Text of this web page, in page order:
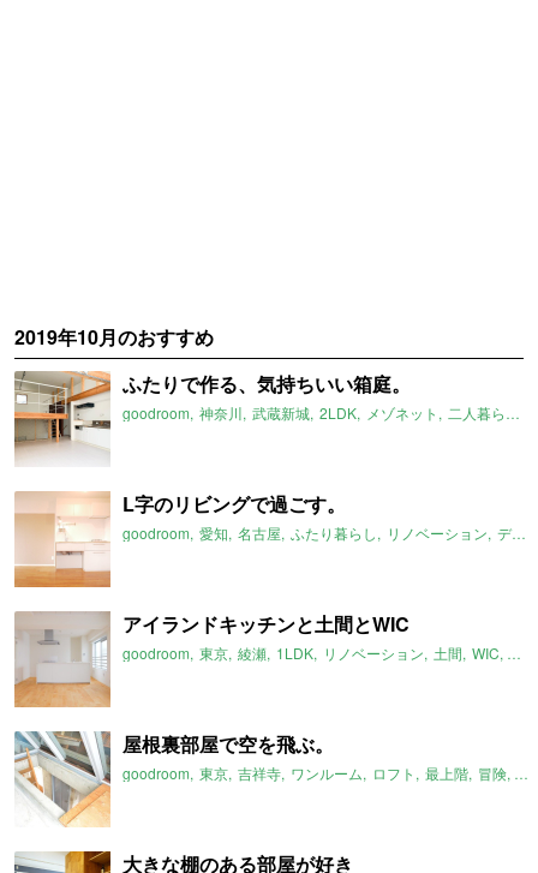
2019年10月のおすすめ
ふたりで作る、気持ちいい箱庭。
goodroom 神奈川 武蔵新城 2LDK メゾネット 二人暮らし
L字のリビングで過ごす。
goodroom 愛知 名古屋 ふたり暮らし リノベーション デザイナーズ
アイランドキッチンと土間とWIC
goodroom 東京 綾瀬 1LDK リノベーション 土間 WIC
屋根裏部屋で空を飛ぶ。
goodroom 東京 吉祥寺 ワンルーム ロフト 最上階 冒険
大きな棚のある部屋が好き